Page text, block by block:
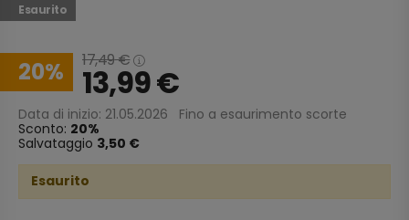
Esaurito
20 17,49€
13,99€
Data di inizio: 21.05.2026
Fino a esaurimento scorte
Sconto: 20
Salvataggio 3,50 €
Esaurito